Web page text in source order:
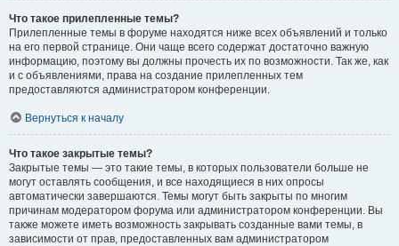
Что такое прилепленные темы?
Прилепленные темы в форуме находятся ниже всех объявлений и только
на его первой странице. Они чаще всего содержат достаточно важную
информацию, поэтому вы должны прочесть их по возможности. Так же, как
и с объявлениями, права на создание прилепленных тем
предоставляются администратором конференции.
Вернуться к началу
Что такое закрытые темы?
Закрытые темы — это такие темы, в которых пользователи больше не
могут оставлять сообщения, и все находящиеся в них опросы
автоматически завершаются. Темы могут быть закрыты по многим
причинам модератором форума или администратором конференции. Вы
также можете иметь возможность закрывать созданные вами темы, в
зависимости от прав, предоставленных вам администратором